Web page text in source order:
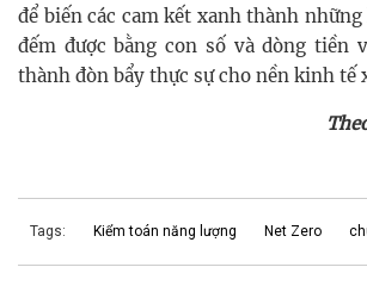
để biến các cam kết xanh thành những
đếm được bằng con số và dòng tiền
thành đòn bẩy thực sự cho nền kinh tế
Tags: Kiểm toán năng lượng Net Zero